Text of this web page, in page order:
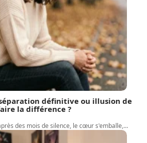
définitive ou illusion de
la différence ?
des mois de silence, le cœur s'emballe,…